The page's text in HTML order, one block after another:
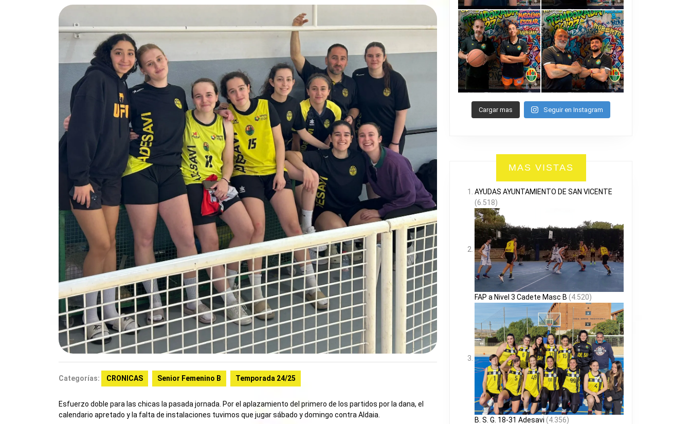
Categorías: CRONICAS Senior Femenino B Temporada 24/25
Esfuerzo doble para las chicas la pasada jornada. Por el aplazamiento del primero de los partidos por la dana, el
calendario apretado y la falta de instalaciones tuvimos que jugar sábado y domingo contra Aldaia.
Cargar mas Seguir en Instagram
MAS VISTAS
AYUDAS AYUNTAMIENTO DE SAN VICENTE
(6.518)
FAP a Nivel 3 Cadete Masc B (4.520)
B. S. G. 18-31 Adesavi (4.356)